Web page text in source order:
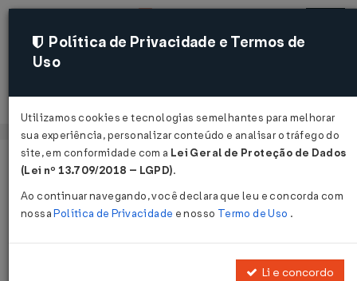
Acessar
Página Inicial Legislações
Portaria SCS/MDIC nº 29 de
Política de Privacidade e Termos de
Uso
Utilizamos cookies e tecnologias semelhantes para melhorar
sua experiência, personalizar conteúdo e analisar o tráfego do
site, em conformidade com a Lei Geral de Proteção de Dados
(Lei nº 13.709/2018 – LGPD).
Ao continuar navegando, você declara que leu e concorda com
nossaPolítica de Privacidade e nosso Termo de Uso .
Li e concordo